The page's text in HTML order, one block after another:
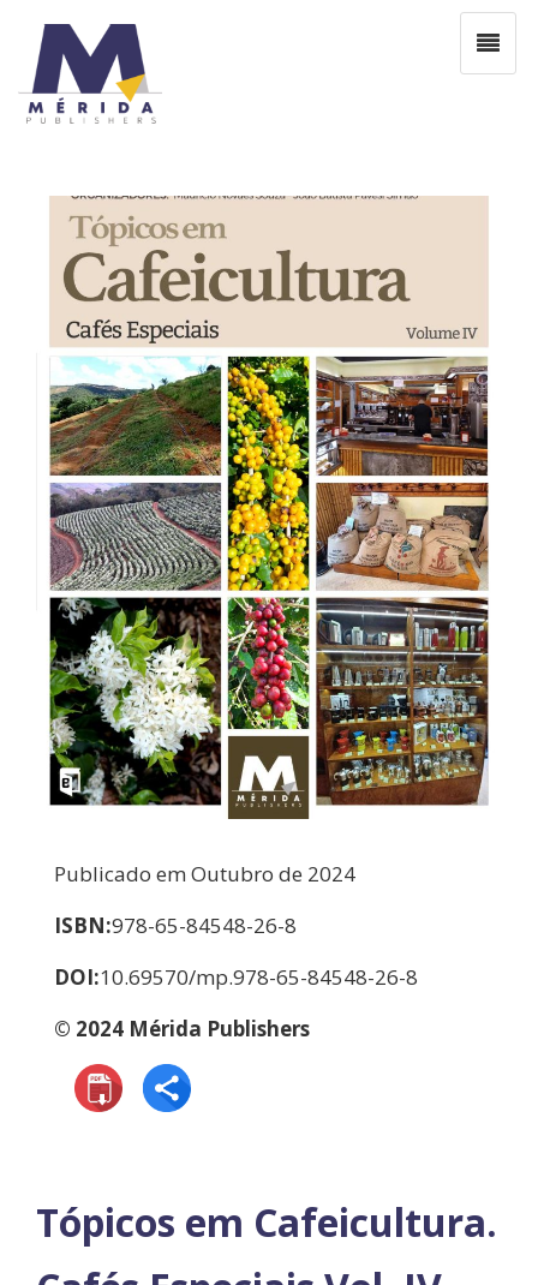
Publicado em Outubro de 2024
ISBN:978-65-84548-26-8
DOI:10.69570/mp.978-65-84548-26-8
© 2024 Mérida Publishers
Tópicos em Cafeicultura.